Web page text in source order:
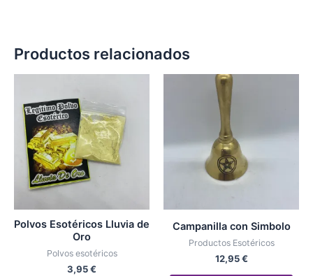
Productos relacionados
Polvos Esotéricos Lluvia de
Oro
Polvos esotéricos
3,95€
Campanilla con Simbolo
Productos Esotéricos
12,95€